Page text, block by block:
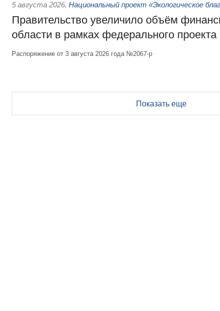
5 августа 2026, Национальный проект «Экологическое
Правительство увеличило объём
области в рамках федерального
Распоряжение от 3 августа 2026 года №2067-р
Показать еще